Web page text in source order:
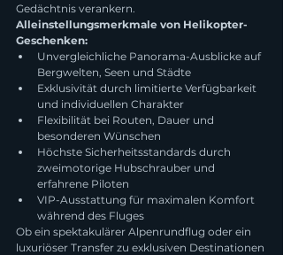
Gedächtnis verankern.
Alleinstellungsmerkmale von Helikopter-
Geschenken:
Unvergleichliche Panorama-Ausblicke auf
Bergwelten, Seen und Städte
Exklusivität durch limitierte Verfügbarkeit
und individuellen Charakter
Flexibilität bei Routen, Dauer und
besonderen Wünschen
Höchste Sicherheitsstandards durch
zweimotorige Hubschrauber und
erfahrene Piloten
VIP-Ausstattung für maximalen Komfort
während des Fluges
Ob ein spektakulärer Alpenrundflug oder ein
luxuriöser Transfer zu exklusiven Destinationen